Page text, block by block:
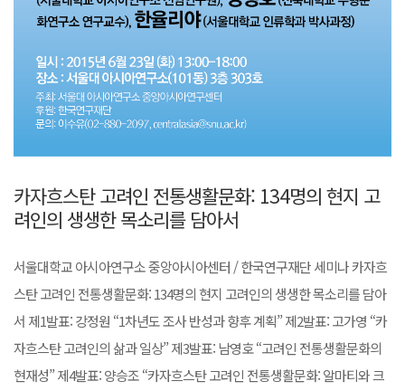
카자흐스탄 고려인 전통생활문화: 134명의 현지 고
려인의 생생한 목소리를 담아서
서울대학교 아시아연구소 중앙아시아센터 / 한국연구재단 세미나 카자흐
스탄 고려인 전통생활문화: 134명의 현지 고려인의 생생한 목소리를 담아
서 제1발표: 강정원 “1차년도 조사 반성과 향후 계획” 제2발표: 고가영 “카
자흐스탄 고려인의 삶과 일상” 제3발표: 남영호 “고려인 전통생활문화의
현재성” 제4발표: 양승조 “카자흐스탄 고려인 전통생활문화: 알마티와 크